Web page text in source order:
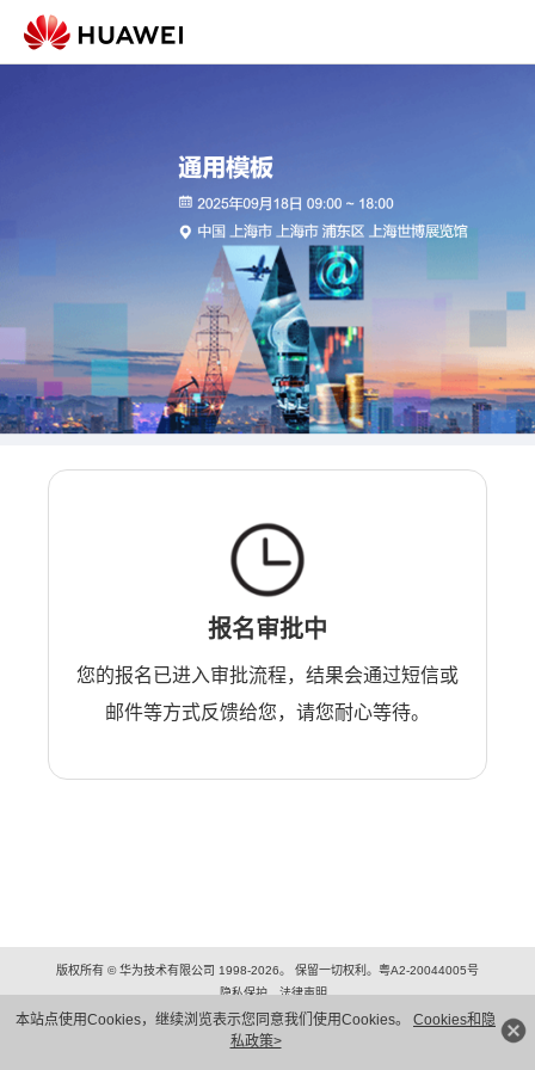
本站点使用Cookies，继续浏览表示您同意我们使用Cookies。 Cookies和隐
私政策>
报名审批中
您的报名已进入审批流程，结果会通过短信或
邮件等方式反馈给您，请您耐心等待。
版权所有 © 华为技术有限公司 1998-2026。 保留一切权利。粤A2-20044005号
隐私保护
法律声明